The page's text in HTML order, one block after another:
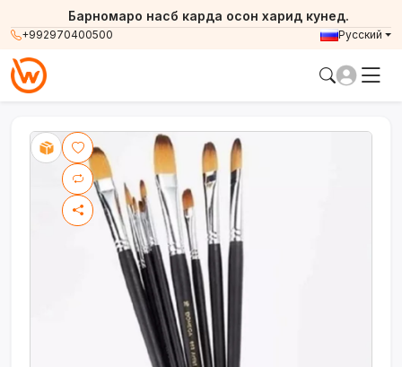
+992970400500
Барномаро насб карда осон харид кунед.
Русский